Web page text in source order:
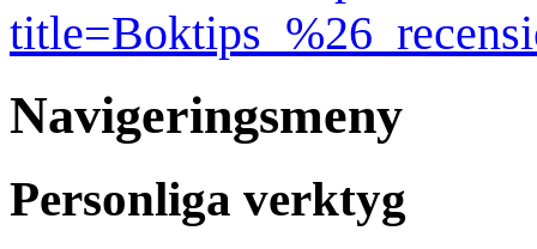
Navigeringsmeny
Personliga verktyg